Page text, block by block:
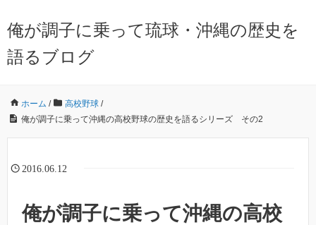
俺が調子に乗って琉球・沖縄の歴史を
語るブログ
ホーム / 高校野球 /
俺が調子に乗って沖縄の高校野球の歴史を語るシリーズ その2
2016.06.12
俺が調子に乗って沖縄の高校